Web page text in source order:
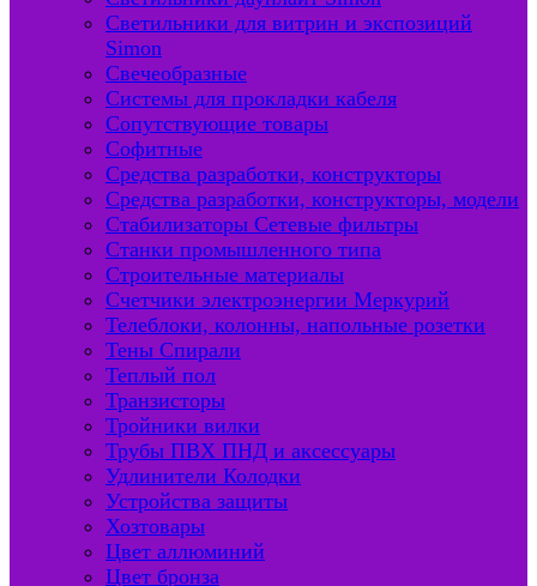
Светильники для витрин и экспозиций
Simon
Свечеобразные
Системы для прокладки кабеля
Сопутствующие товары
Софитные
Средства разработки, конструкторы
Средства разработки, конструкторы, модели
Стабилизаторы Сетевые фильтры
Станки промышленного типа
Строительные материалы
Счетчики электроэнергии Меркурий
Телеблоки, колонны, напольные розетки
Тены Спирали
Теплый пол
Транзисторы
Тройники вилки
Трубы ПВХ ПНД и аксессуары
Удлинители Колодки
Устройства защиты
Хозтовары
Цвет аллюминий
Цвет бронза